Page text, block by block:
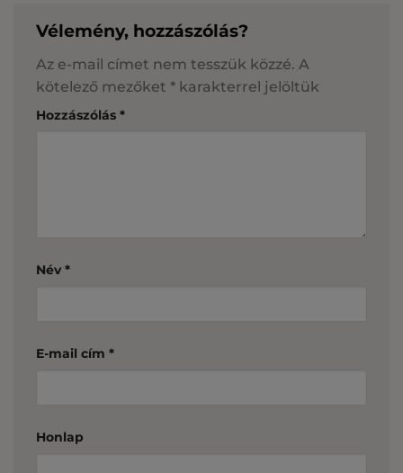
Vélemény, hozzászólás?
Az e-mail címet nem tesszük közzé. A
kötelező mezőket * karakterrel jelöltük
Hozzászólás *
Név *
E-mail cím *
Honlap